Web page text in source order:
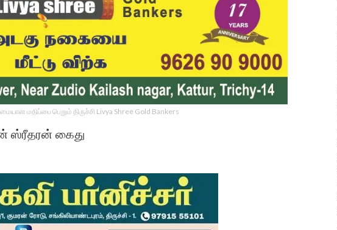
மதிப்பை பெறும் திருச்சி Livya Shree Gold Bankers
ஸ்ரீதரன் கைது